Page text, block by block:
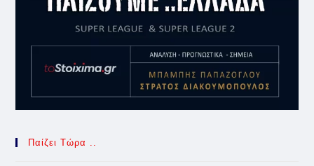
Παίζει Τώρα ..